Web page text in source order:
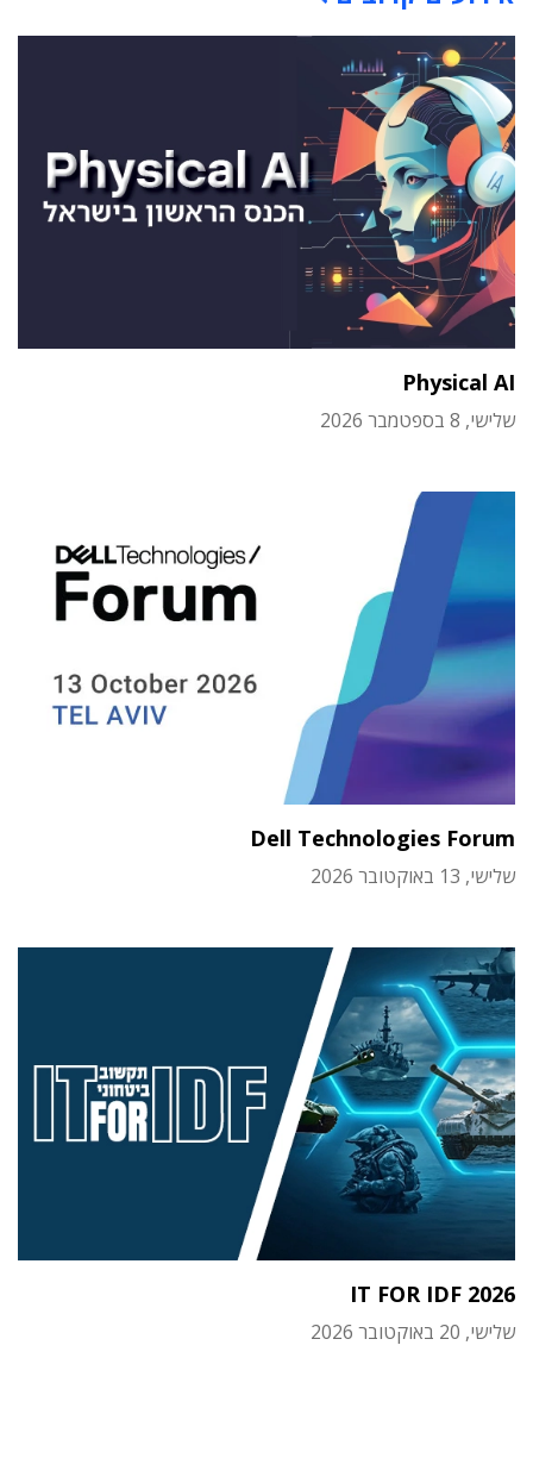
Physical AI
שלישי, 8 בספטמבר 2026
Dell Technologies Forum
שלישי, 13 באוקטובר 2026
IT FOR IDF 2026
שלישי, 20 באוקטובר 2026